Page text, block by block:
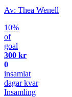
Av: Thea Wenell
10%
of
goal
300 kr
0
insamlat
dagar kvar
Insamling